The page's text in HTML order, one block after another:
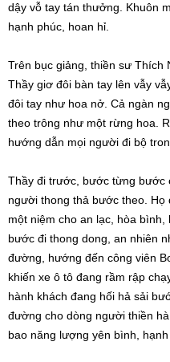
dậy vỗ tay tán thưởng. Khuôn
hạnh phúc, hoan hỉ.
Trên bục giảng, thiền sư Thích
Thầy giơ đôi bàn tay lên vẫy
đôi tay như hoa nở. Cả ngàn
theo trông như một rừng hoa.
hướng dẫn mọi người đi bộ
Thầy đi trước, bước từng bước
người thong thả bước theo.
một niệm cho an lạc, hòa
bước đi thong dong, an nhiên
đường, hướng đến công viên
khiến xe ô tô đang rầm rập
hành khách đang hối hả sải
đường cho dòng người thiền
bao năng lượng yên bình,